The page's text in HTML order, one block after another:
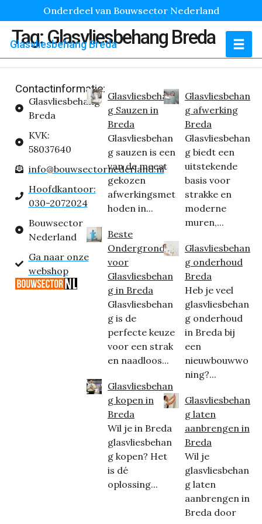
Onderdeel van Bouwsector Nederland
Glasvliesbehang Breda
Tag:Glasvliesbehang Breda
Contactinformatie:
Glasvliesbehang
Breda
KVK:
58037640
info@bouwsectornederland.nl
Hoofdkantoor:
030-2072024
Bouwsector
Nederland
Ga naar onze
webshop
Glasvliesbehan
g Sauzen in
Breda
Glasvliesbehan
g sauzen is een
van de meest
gekozen
afwerkingsmet
hoden in...
Beste
Ondergrond
voor
Glasvliesbehan
g in Breda
Glasvliesbehan
g is de
perfecte keuze
voor een strak
en naadloos...
Glasvliesbehan
g kopen in
Breda
Wil je in Breda
glasvliesbehan
g kopen? Het
is dé
oplossing...
Glasvliesbehan
g afwerking
Breda
Glasvliesbehan
g biedt een
uitstekende
basis voor
strakke en
moderne
muren,...
Glasvliesbehan
g onderhoud
Breda
Heb je veel
glasvliesbehan
g onderhoud
in Breda bij
een
nieuwbouwwo
ning?...
Glasvliesbehan
g laten
aanbrengen in
Breda
Wil je
glasvliesbehan
g laten
aanbrengen in
Breda door